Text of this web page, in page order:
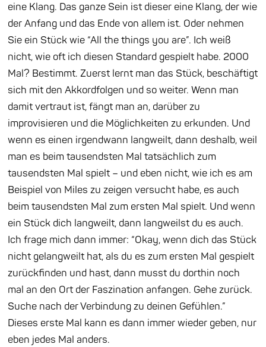
eine Klang. Das ganze Sein ist dieser eine Klang, der wie
der Anfang und das Ende von allem ist. Oder nehmen
Sie ein Stück wie “All thethings you are”. Ich weiß
nicht, wie oft ich diesen Standard gespielt habe. 2000
Mal? Bestimmt. Zuerst lernt man das Stück, beschäftigt
sich mit den Akkordfolgen und so weiter.Wenn man
damit vertraut ist, fängt man an, darüber zu
improvisieren und die Möglichkeitenzu erkunden. Und
wenn es einen irgendwann langweilt, dann deshalb, weil
man es beim tausendsten Mal tatsächlich zum
tausendsten Mal spielt – und eben nicht, wie ich es am
Beispiel von Miles zu zeigen versucht habe, es auch
beim tausendsten Mal zum ersten Mal spielt. Und wenn
ein Stück dich langweilt, dann langweilst du es auch.
Ich frage mich dann immer: “Okay, wenn dich das Stück
nicht gelangweilt hat, als du es zum ersten Mal gespielt
zurückfinden und hast, dann musst du dorthin noch
mal an den Ort der Faszination anfangen. Gehe zurück.
Suche nach der Verbindung zu deinen Gefühlen.”
Dieses erste Mal kann es dann immer wieder geben, nur
eben jedes Mal anders.